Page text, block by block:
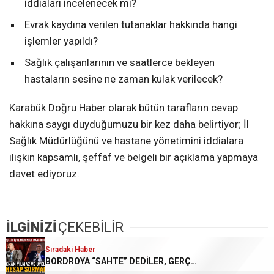
Sıradaki Haber
KARABÜK’TE SAĞLIKTA ŞİKÂYETLER BÜYÜYOR!
iddiaları incelenecek mi?
Evrak kaydına verilen tutanaklar hakkında hangi
işlemler yapıldı?
Sağlık çalışanlarının ve saatlerce bekleyen
hastaların sesine ne zaman kulak verilecek?
Karabük Doğru Haber olarak bütün tarafların cevap
hakkına saygı duyduğumuzu bir kez daha belirtiyor; İl
Sağlık Müdürlüğünü ve hastane yönetimini iddialara
ilişkin kapsamlı, şeffaf ve belgeli bir açıklama yapmaya
davet ediyoruz.
İLGİNİZİÇEKEBİLİR
Sıradaki Haber
BORDROYA “SAHTE” DEDİLER, GERÇEK MAAŞI AÇIKLAMADILAR!